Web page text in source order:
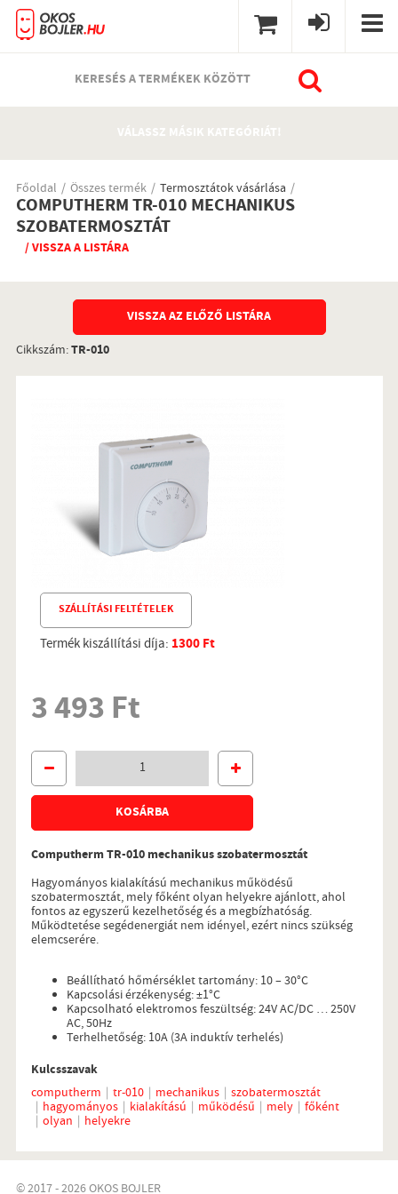
KERESÉS A TERMÉKEK KÖZÖTT
VÁLASSZ MÁSIK KATEGÓRIÁT!
Főoldal Összes termék Termosztátok vásárlása
COMPUTHERM TR-010 MECHANIKUS
SZOBATERMOSZTÁT
/ VISSZA A LISTÁRA
VISSZA AZ ELŐZŐ LISTÁRA
Cikkszám:TR-010
SZÁLLÍTÁSI FELTÉTELEK
Termék kiszállítási díja: 1300 Ft
3 493 Ft
KOSÁRBA
Computherm TR-010 mechanikus szobatermosztát
Hagyományos kialakítású mechanikus működésű
szobatermosztát, mely főként olyan helyekre ajánlott, ahol
fontos az egyszerű kezelhetőség és a megbízhatóság.
Működtetése segédenergiát nem idényel, ezért nincs szükség
elemcserére.
Beállítható hőmérséklet tartomány: 10 – 30°C
Kapcsolási érzékenység: ±1°C
Kapcsolható elektromos feszültség: 24V AC/DC … 250V
AC, 50Hz
Terhelhetőség: 10A (3A induktív terhelés)
Kulcsszavak
computherm
tr-010 mechanikus szobatermosztát
hagyományos kialakítású működésű mely főként
olyan helyekre
© 2017 - 2026 OKOS BOJLER